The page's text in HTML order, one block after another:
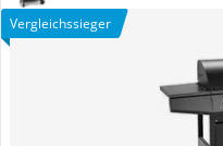
Vergleichssieger